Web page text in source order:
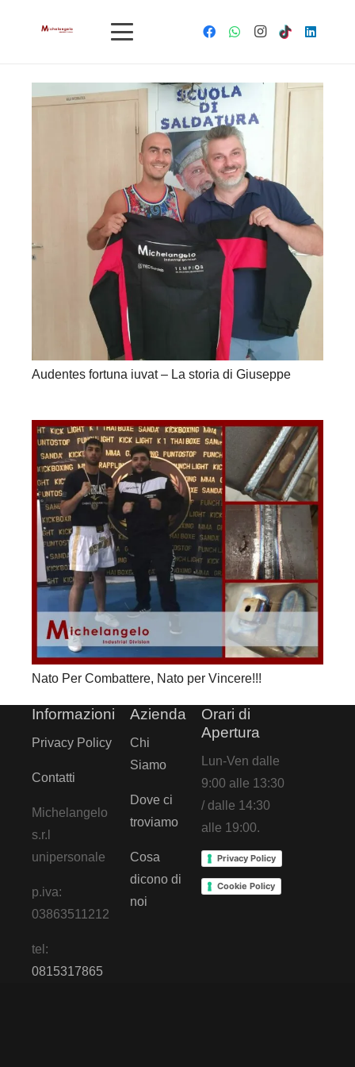
Audentes fortuna iuvat – La storia di Giuseppe
Nato Per Combattere, Nato per Vincere!!!
Informazioni
Privacy Policy
Contatti
Michelangelo
s.r.l
unipersonale
p.iva:
03863511212
tel:
0815317865
Azienda
Chi
Siamo
Dove ci
troviamo
Cosa
dicono di
noi
Orari di
Apertura
Lun-Ven dalle
9:00 alle 13:30
/ dalle 14:30
alle 19:00.
Privacy Policy
Cookie Policy